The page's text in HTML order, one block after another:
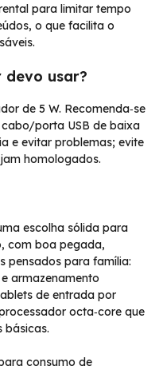
para limitar tempo
o que facilita o
usar?
de 5 W. Recomenda‑se
porta USB de baixa
e evitar problemas; evite
homologados.
escolha sólida para
com boa pegada,
pensados para família:
armazenamento
de entrada por
octa‑core que
básicas.
consumo de